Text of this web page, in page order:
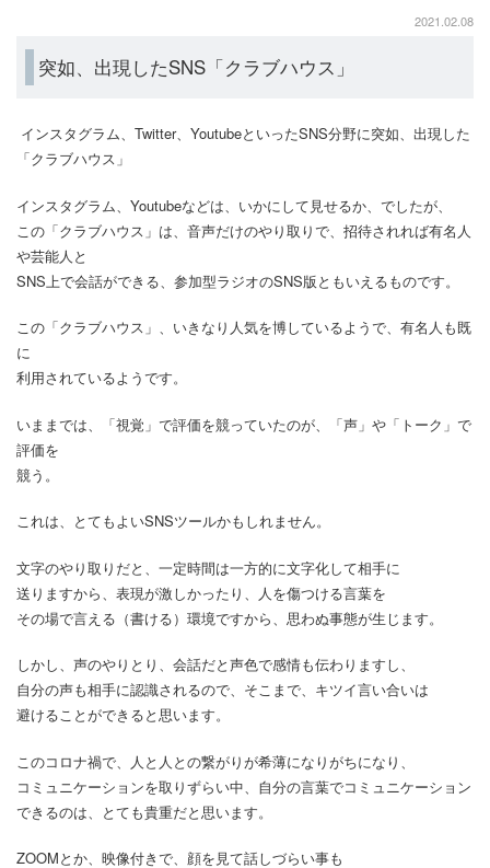
2021.02.08
突如、出現したSNS「クラブハウス」
インスタグラム、Twitter、YoutubeといったSNS分野に突如、出現した
「クラブハウス」
インスタグラム、Youtubeなどは、いかにして見せるか、でしたが、
この「クラブハウス」は、音声だけのやり取りで、招待されれば有名人
や芸能人と
SNS上で会話ができる、参加型ラジオのSNS版ともいえるものです。
この「クラブハウス」、いきなり人気を博しているようで、有名人も既
に
利用されているようです。
いままでは、「視覚」で評価を競っていたのが、「声」や「トーク」で
評価を
競う。
これは、とてもよいSNSツールかもしれません。
文字のやり取りだと、一定時間は一方的に文字化して相手に
送りますから、表現が激しかったり、人を傷つける言葉を
その場で言える（書ける）環境ですから、思わぬ事態が生じます。
しかし、声のやりとり、会話だと声色で感情も伝わりますし、
自分の声も相手に認識されるので、そこまで、キツイ言い合いは
避けることができると思います。
このコロナ禍で、人と人との繋がりが希薄になりがちになり、
コミュニケーションを取りずらい中、自分の言葉でコミュニケーション
できるのは、とても貴重だと思います。
ZOOMとか、映像付きで、顔を見て話しづらい事も